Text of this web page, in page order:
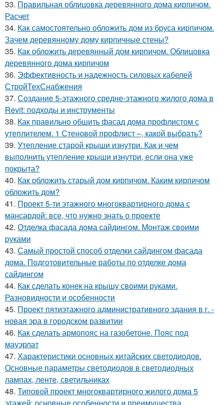
33. Правильная облицовка деревянного дома кирпичом.
Расчет
34. Как самостоятельно обложить дом из бруса кирпичом.
Зачем деревянному дому кирпичные стены?
35. Как обложить деревянный дом кирпичом. Облицовка
деревянного дома кирпичом
36. Эффективность и надежность силовых кабелей
СтройТехСнабжения
37. Создание 5-этажного средне-этажного жилого дома в
Revit: подходы и инструменты
38. Как правильно обшить фасад дома профлистом с
утеплителем. 1 Стеновой профлист –, какой выбрать?
39. Утепление старой крыши изнутри. Как и чем
выполнить утепление крыши изнутри, если она уже
покрыта?
40. Как обложить старый дом кирпичом. Каким кирпичом
обложить дом?
41. Проект 5-ти этажного многоквартирного дома с
мансардой: все, что нужно знать о проекте
42. Отделка фасада дома сайдингом. Монтаж своими
руками
43. Самый простой способ отделки сайдингом фасада
дома. Подготовительные работы по отделке дома
сайдингом
44. Как сделать конек на крышу своими руками.
Разновидности и особенности
45. Проект пятиэтажного административного здания в г. -
новая эра в городском развитии
46. Как сделать армопояс на газобетоне. Пояс под
мауэрлат
47. Характеристики основных китайских светодиодов.
Основные параметры светодиодов в светодиодных
лампах, ленте, светильниках
48. Типовой проект многоквартирного жилого дома 5